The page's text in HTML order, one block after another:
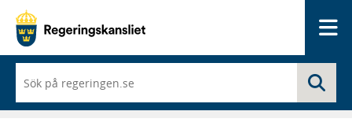
du
börjar
skriva